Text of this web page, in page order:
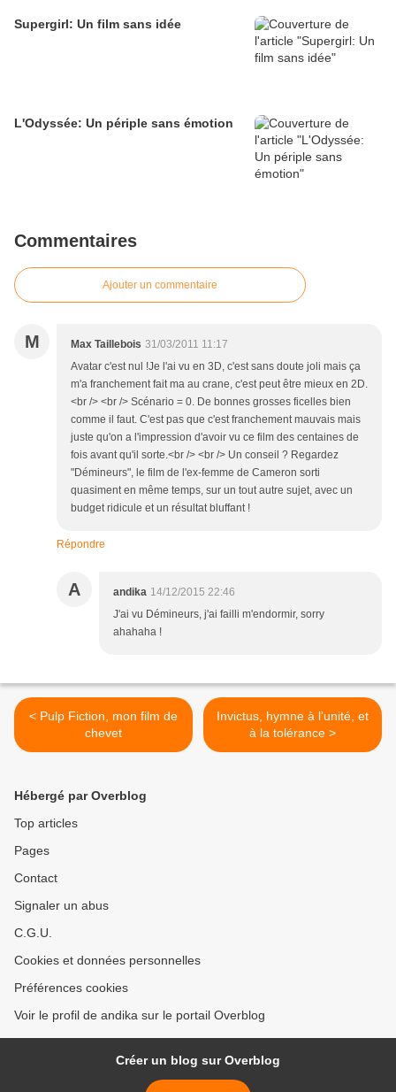
Supergirl: Un film sans idée
L'Odyssée: Un périple sans émotion
Commentaires
Ajouter un commentaire
M Max Taillebois 31/03/2011 11:17
Avatar c'est nul !Je l'ai vu en 3D, c'est sans doute joli mais ça
m'a franchement fait ma au crane, c'est peut être mieux en 2D.
<br /> <br /> Scénario = 0. De bonnes grosses ficelles bien
comme il faut. C'est pas que c'est franchement mauvais mais
juste qu'on a l'impression d'avoir vu ce film des centaines de
fois avant qu'il sorte.<br /> <br /> Un conseil ? Regardez
"Démineurs", le film de l'ex-femme de Cameron sorti
quasiment en même temps, sur un tout autre sujet, avec un
budget ridicule et un résultat bluffant !
Répondre
A andika 14/12/2015 22:46
J'ai vu Démineurs, j'ai failli m'endormir, sorry
ahahaha !
< Pulp Fiction, mon film de
chevet
Invictus, hymne à l'unité, et
à la tolérance >
Hébergé par Overblog
Top articles
Pages
Contact
Signaler un abus
C.G.U.
Cookies et données personnelles
Préférences cookies
Voir le profil de andika sur le portail Overblog
Créer un blog sur Overblog